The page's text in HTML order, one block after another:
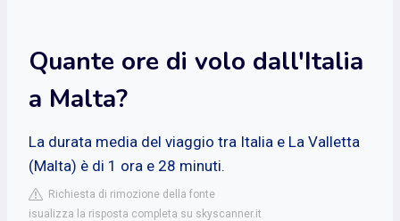
Quante ore di volo dall'Italia
a Malta?
La durata media del viaggio tra Italia e La Valletta
(Malta) è di 1 ora e 28 minuti.
Richiesta di rimozione della fonte
isualizza la risposta completa su skyscanner.it